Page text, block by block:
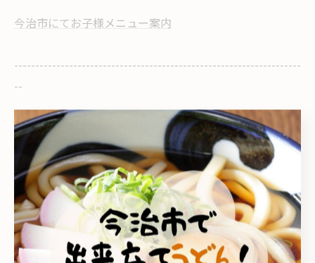
今治市にてお子様メニュー案内
--------------------------------------------------------------------
--
こがね製麺所 今治鳥生店 こがね製麺所 今治ハローズ中寺店 家族
テイクアウト ランチ お子様メニュー
< 前のページ 一覧に戻る 次のページ >